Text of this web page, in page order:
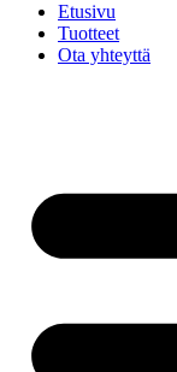
Etusivu
Tuotteet
Ota yhteyttä